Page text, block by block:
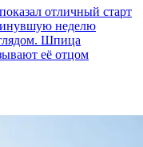
отличный старт
неделю
Шпица
её отцом